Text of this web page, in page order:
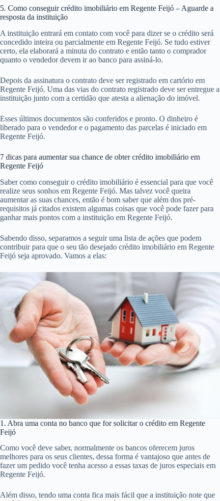
5. Como conseguir crédito imobiliário em Regente Feijó – Aguarde a
resposta da instituição
A instituição entrará em contato com você para dizer se o crédito será
concedido inteira ou parcialmente em Regente Feijó. Se tudo estiver
certo, ela elaborará a minuta do contrato e então tanto o comprador
quanto o vendedor devem ir ao banco para assiná-lo.
Depois da assinatura o contrato deve ser registrado em cartório em
Regente Feijó. Uma das vias do contrato registrado deve ser entregue a
instituição junto com a certidão que atesta a alienação do imóvel.
Esses últimos documentos são conferidos e pronto. O dinheiro é
liberado para o vendedor e o pagamento das parcelas é iniciado em
Regente Feijó.
7 dicas para aumentar sua chance de obter crédito imobiliário em
Regente Feijó
Saber como conseguir o crédito imobiliário é essencial para que você
realize seus sonhos em Regente Feijó. Mas talvez você queira
aumentar as suas chances, então é bom saber que além dos pré-
requisitos já citados existem algumas coisas que você pode fazer para
ganhar mais pontos com a instituição em Regente Feijó.
Sabendo disso, separamos a seguir uma lista de ações que podem
contribuir para que o seu tão desejado crédito imobiliário em Regente
Feijó seja aprovado. Vamos a elas:
1. Abra uma conta no banco que for solicitar o crédito em Regente
Feijó
Como você deve saber, normalmente os bancos oferecem juros
melhores para os seus clientes, dessa forma é vantajoso que antes de
fazer um pedido você tenha acesso a essas taxas de juros especiais em
Regente Feijó.
Além disso, tendo uma conta fica mais fácil que a instituição note que